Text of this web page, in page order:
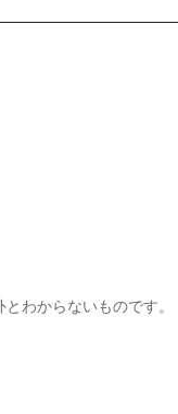
わからないものです。